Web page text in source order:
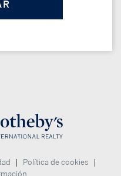
Política de cookies